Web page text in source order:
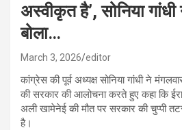
अस्वीकृत है’, सोनिया
बोला…
March 3, 2026 editor
कांग्रेस की पूर्व अध्यक्ष सोनिया गांधी ने
की सरकार की आलोचना करते हुए कहा कि
अली खामेनेई की मौत पर सरकार की चुप्पी
है।